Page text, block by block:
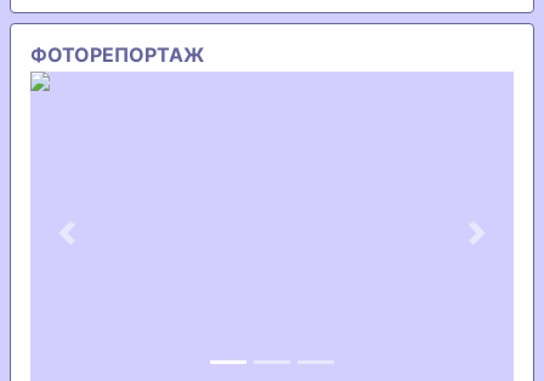
ФОТОРЕПОРТАЖ
Previous Next